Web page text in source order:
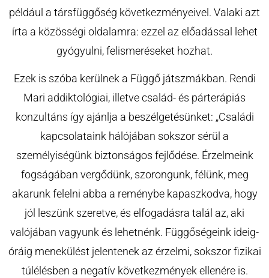
például a társfüggőség következményeivel. Valaki azt
írta a közösségi oldalamra: ezzel az előadással lehet
gyógyulni, felismeréseket hozhat.
Ezek is szóba kerülnek a Függő játszmákban. Rendi
Mari addiktológiai, illetve család- és párterápiás
konzultáns így ajánlja a beszélgetésünket: „Családi
kapcsolataink hálójában sokszor sérül a
személyiségünk biztonságos fejlődése. Érzelmeink
fogságában vergődünk, szorongunk, félünk, meg
akarunk felelni abba a reménybe kapaszkodva, hogy
jól leszünk szeretve, és elfogadásra talál az, aki
valójában vagyunk és lehetnénk. Függőségeink ideig-
óráig menekülést jelentenek az érzelmi, sokszor fizikai
túlélésben a negatív következmények ellenére is.